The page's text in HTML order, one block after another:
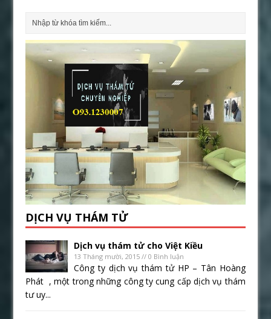
DỊCH VỤ THÁM TỬ
Dịch vụ thám tử cho Việt Kiều
13 Tháng mười, 2015 // 0 Bình luận
Công ty dịch vụ thám tử HP – Tân Hoàng
Phát , một trong những công ty cung cấp dịch vụ thám
tư uy...